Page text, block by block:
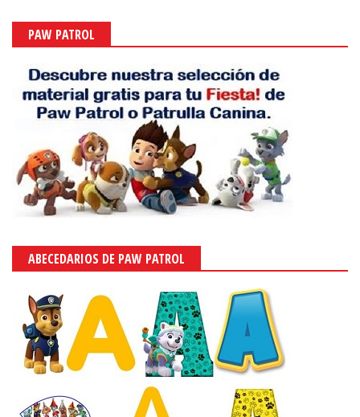
PAW PATROL
ABECEDARIOS DE PAW PATROL